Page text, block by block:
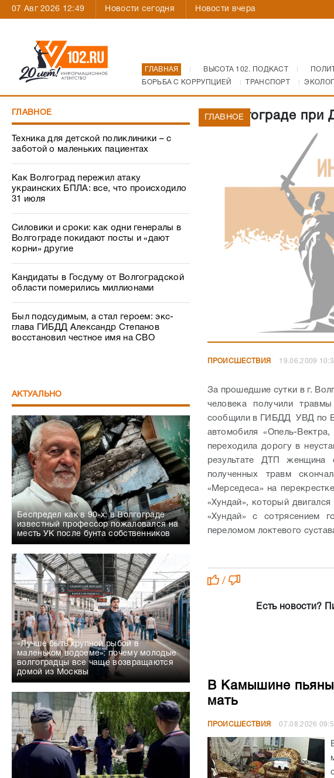
07 Авг 2026 12:49 Новости сегодня Новости вчера
ГЛАВНАЯ ВЫСОТА 102. ПОДКАСТ
БОРЬБА С КОРРУПЦИЕЙ
ТРАНСПОРТ
ГЛАВНОЕ
Техника для детской поликлиники – с
заботой о маленьких пациентах
Как Волгоград пережил атаку
украинских БПЛА: все, что происходило
31 июля
Силовики и сроки: как одни генералы в
Волгограде покидают посты и «дают
корни» другие
Кандидаты в Госдуму от Волгоградской
области померились миллионами
Был подсудимым, а стал героем: экс-
глава ГИБДД Александр Степанов
восстановил честное имя на СВО
АКТУАЛЬНО
Беспредел как в 90-х: в Волгограде
известный профессор пожаловался на
месть УК после бунта собственников
«Лучше быть крупной рыбой в
маленьком водоеме»: почему молодые
волгоградцы все чаще возвращаются
домой из Москвы
В Волгограде при
ГЛАВНОЕ
ПРОИСШЕСТВИЯ 19.06.2009
За прошедшие сутки в г.
человека получили
сообщили в ГИБДД УВД по
автомобиля «Опель-
переходила дорогу в
результате ДТП женщина
полученных травм
«Мерседеса» на
«Хундай», который
«Хундай» с сотрясением
переломом локтевого
/
Есть новости?
В Камышине
мать
ПРОИСШЕСТВИЯ 07.08.2026